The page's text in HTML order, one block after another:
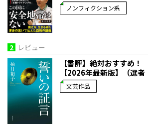
ノンフィクション系
2 レビュー
【書評】絶対おすすめ
【2026年最新版】（選者
文芸作品